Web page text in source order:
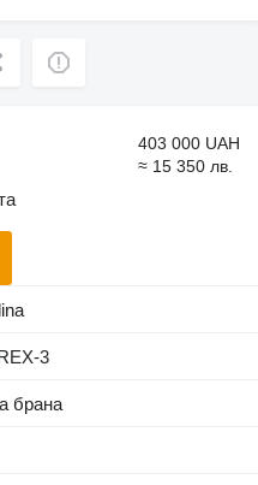
403 000 UAH
≈ 15 350 лв.
3
брана